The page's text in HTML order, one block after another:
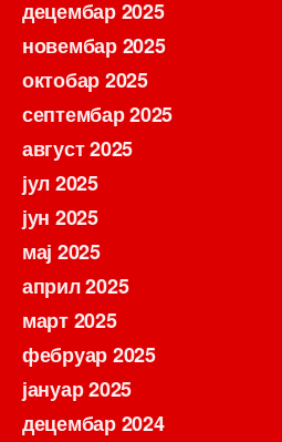
децембар 2025
новембар 2025
октобар 2025
септембар 2025
август 2025
јул 2025
јун 2025
мај 2025
април 2025
март 2025
фебруар 2025
јануар 2025
децембар 2024